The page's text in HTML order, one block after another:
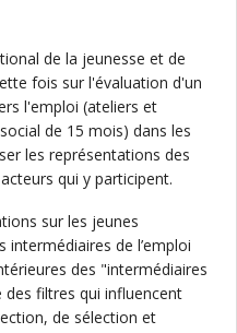
de la jeunesse et de
fois sur l'évaluation d'un
l'emploi (ateliers et
de 15 mois) dans les
les représentations des
qui y participent.
sur les jeunes
intermédiaires de l’emploi
des "intermédiaires
filtres qui influencent
de sélection et